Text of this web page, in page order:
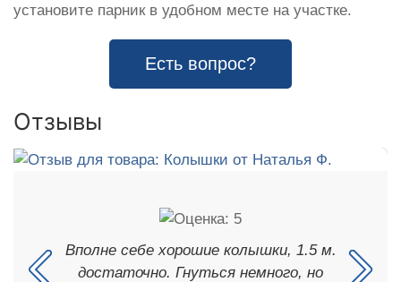
установите парник в удобном месте на участке.
Есть вопрос?
Отзывы
Вполне себе хорошие колышки, 1.5 м.
достаточно. Гнуться немного, но